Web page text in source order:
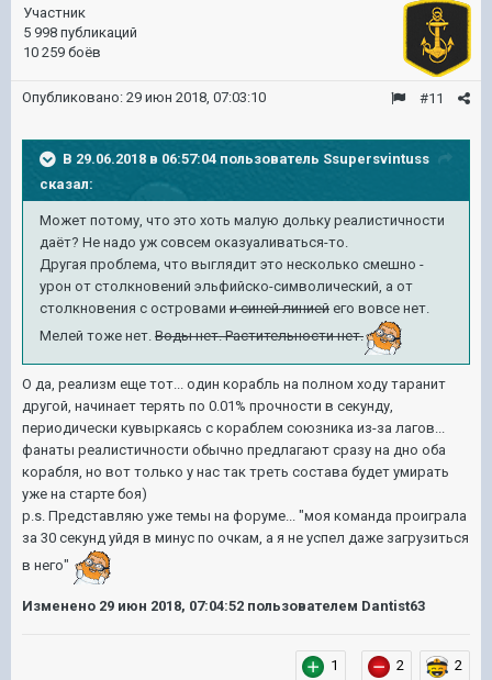
Участник
5 998 публикаций
10 259 боёв
#11
Опубликовано: 29 июн 2018, 07:03:10
В 29.06.2018 в 06:57:04 пользователь Ssupersvintuss
сказал:
Может потому, что это хоть малую дольку реалистичности
даёт? Не надо уж совсем оказуаливаться-то.
Другая проблема, что выглядит это несколько смешно -
урон от столкновений эльфийско-символический, а от
столкновения с островами и синей линией его вовсе нет.
Мелей тоже нет. Воды нет. Растительности нет.
О да, реализм еще тот... один корабль на полном ходу таранит
другой, начинает терять по 0.01% прочности в секунду,
периодически кувыркаясь с кораблем союзника из-за лагов...
фанаты реалистичности обычно предлагают сразу на дно оба
корабля, но вот только у нас так треть состава будет умирать
уже на старте боя)
p.s. Представляю уже темы на форуме... "моя команда проиграла
за 30 секунд уйдя в минус по очкам, а я не успел даже загрузиться
в него"
Изменено 29 июн 2018, 07:04:52 пользователем Dantist63
1 2 2